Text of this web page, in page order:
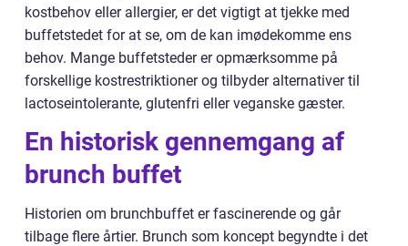
kostbehov eller allergier, er det vigtigt at tjekke med
buffetstedet for at se, om de kan imødekomme ens
behov. Mange buffetsteder er opmærksomme på
forskellige kostrestriktioner og tilbyder alternativer til
lactoseintolerante, glutenfri eller veganske gæster.
En historisk gennemgang af
brunch buffet
Historien om brunchbuffet er fascinerende og går
tilbage flere årtier. Brunch som koncept begyndte i det